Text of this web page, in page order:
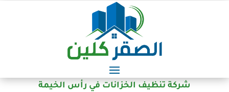
شركة تنظيف الخزانات في رأس الخيمة